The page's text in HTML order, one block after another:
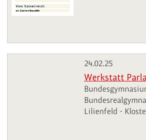
24.02.25
Werkstatt
Lilienfeld -